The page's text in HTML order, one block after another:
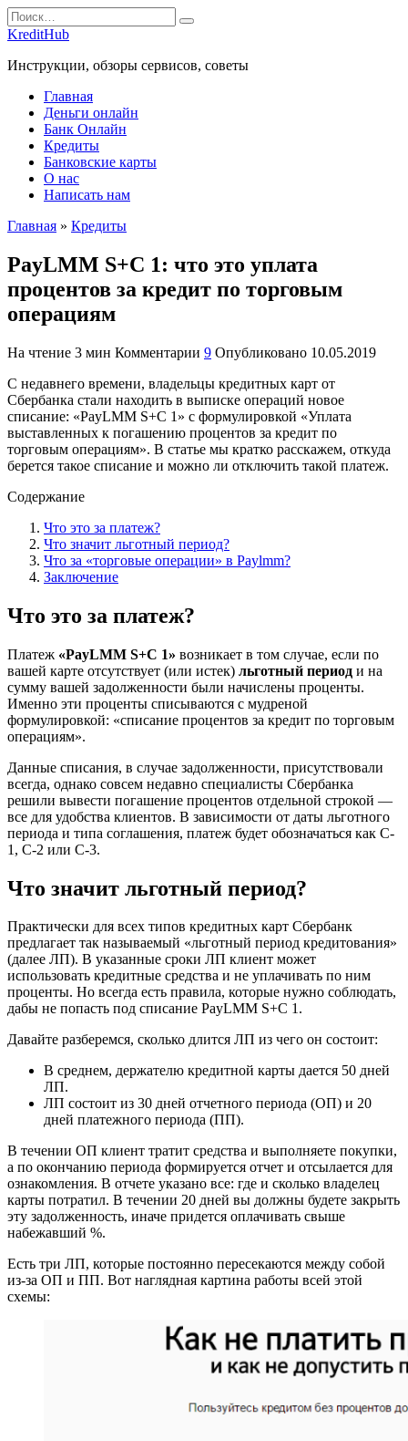
Перейти
к
Search
for:
KreditHub
Инструкции, обзоры сервисов, советы
Главная
Деньги онлайн
Банк Онлайн
Кредиты
Банковские карты
О нас
Написать нам
Главная » Кредиты
PayLMM S+C 1: что это уплата
процентов за кредит по торговым
операциям
На чтение 3 мин Комментарии 9 Опубликовано 10.05.2019
С недавнего времени, владельцы кредитных карт от
Сбербанка стали находить в выписке операций новое
списание: «PayLMM S+C 1» с формулировкой «Уплата
выставленных к погашению процентов за кредит по
торговым операциям». В статье мы кратко расскажем, откуда
берется такое списание и можно ли отключить такой платеж.
Содержание
Что это за платеж?
Что значит льготный период?
Что за «торговые операции» в Paylmm?
Заключение
Что это за платеж?
Платеж «PayLMM S+C 1» возникает в том случае, если по
вашей карте отсутствует (или истек) льготный период и на
сумму вашей задолженности были начислены проценты.
Именно эти проценты списываются с мудреной
формулировкой: «списание процентов за кредит по торговым
операциям».
Данные списания, в случае задолженности, присутствовали
всегда, однако совсем недавно специалисты Сбербанка
решили вывести погашение процентов отдельной строкой —
все для удобства клиентов. В зависимости от даты льготного
периода и типа соглашения, платеж будет обозначаться как C-
1, C-2 или C-3.
Что значит льготный период?
Практически для всех типов кредитных карт Сбербанк
предлагает так называемый «льготный период кредитования»
(далее ЛП). В указанные сроки ЛП клиент может
использовать кредитные средства и не уплачивать по ним
проценты. Но всегда есть правила, которые нужно соблюдать,
дабы не попасть под списание PayLMM S+C 1.
Давайте разберемся, сколько длится ЛП из чего он состоит:
В среднем, держателю кредитной карты дается 50 дней
ЛП.
ЛП состоит из 30 дней отчетного периода (ОП) и 20
дней платежного периода (ПП).
В течении ОП клиент тратит средства и выполняете покупки,
а по окончанию периода формируется отчет и отсылается для
ознакомления. В отчете указано все: где и сколько владелец
карты потратил. В течении 20 дней вы должны будете закрыть
эту задолженность, иначе придется оплачивать свыше
набежавший %.
Есть три ЛП, которые постоянно пересекаются между собой
из-за ОП и ПП. Вот наглядная картина работы всей этой
схемы: